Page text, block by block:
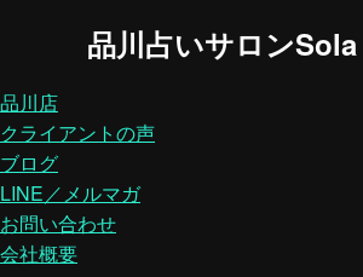
品川占いサロンSola
品川店
クライアントの声
ブログ
LINE／メルマガ
お問い合わせ
会社概要